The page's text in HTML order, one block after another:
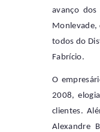
avanço
Monlevade,
todos do
Fabrício.
O
2008,
clientes.
Alexandre